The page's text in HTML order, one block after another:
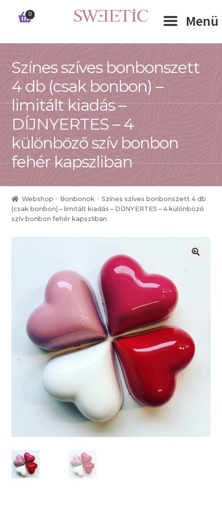
Ugrás
Kilépés
0 Menü
RÓLUNK
WEBSHOP
CÉGEKNEK
INFORMÁCIÓK
Színes szíves bonbonszett
4 db (csak bonbon) –
limitált kiadás –
DÍJNYERTES – 4
különböző szív bonbon
fehér kapszliban
Webshop Bonbonok
Színes szíves bonbonszett 4 db
(csak bonbon) – limitált kiadás – DÍJNYERTES – 4 különböző
szív bonbon fehér kapszliban